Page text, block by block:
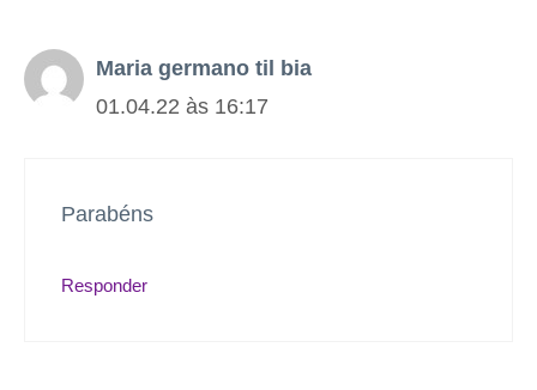
Maria germano til bia
01.04.22 às 16:17
Parabéns
Responder